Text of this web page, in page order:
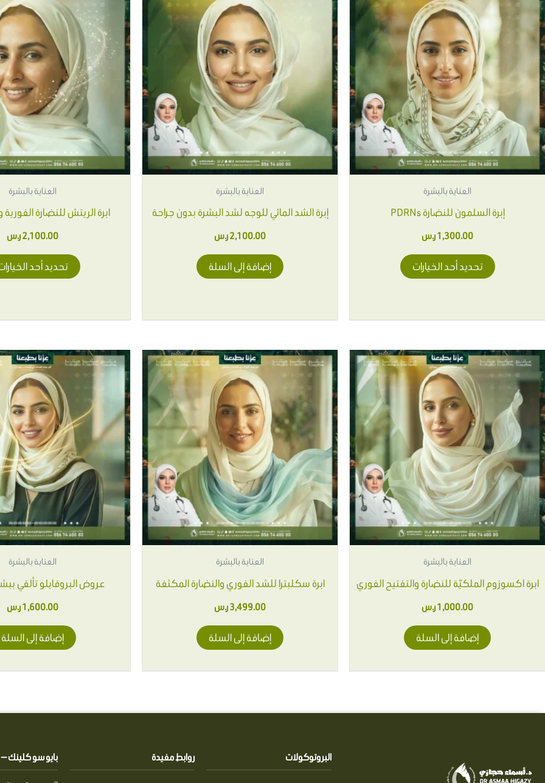
العناية بالبشرة
إبرة السلمون للنضارة PDRNs
1,300.00ر.س
تحديد أحد الخيارات
العديد
من
الأشكال
المختلفة
لهذا
المنتج.
يمكن
اختيار
الخيارات
صفحة
العناية بالبشرة
إبرة الشد المائي للوجه لشد البشرة بدون جراحة
2,100.00ر.س
إضافة إلى السلة
العناية بالبشرة
ابرة الريتش للنضارة
2,100.00ر.س
تحديد أحد
العناية بالبشرة
ابرة اكسوزوم الملكيّة للنضارة والتفتيح الفوري
1,000.00ر.س
إضافة إلى السلة
العناية بالبشرة
ابرة سكلبترا للشد الفوري والنضارة المكثفة
3,499.00ر.س
إضافة إلى السلة
العناية بالبشرة
عروض البروفايلو تألقي
1,600.00ر.س
إضافة إلى السلة
البروتوكولات روابط مفيدة بايو سو كلينك — Pio So Clinics